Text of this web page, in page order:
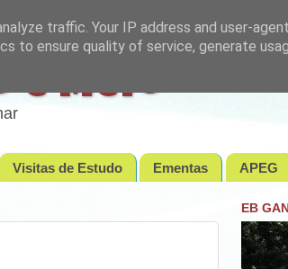
e Meio
Visitas de Estudo Ementas APEG
EB
traffic. Your IP address and user-agent
to ensure quality of service, generate